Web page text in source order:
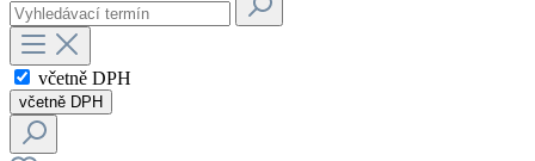
včetně DPH
včetně DPH